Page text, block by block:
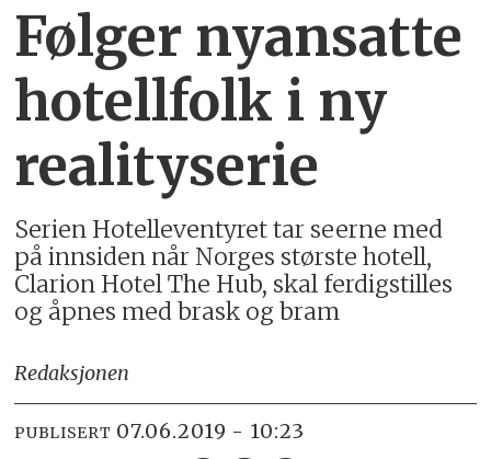
Følger nyansatte
hotellfolk i ny
realityserie
Serien Hotelleventyret tar seerne med
på innsiden når Norges største hotell,
Clarion Hotel The Hub, skal ferdigstilles
og åpnes med brask og bram
Redaksjonen
PUBLISERT 07.06.2019 - 10:23